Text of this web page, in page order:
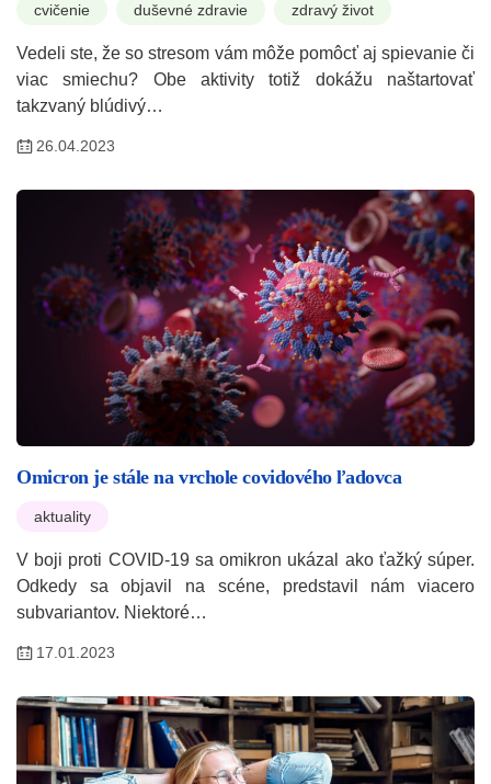
cvičenie duševné zdravie zdravý život
Vedeli ste, že so stresom vám môže pomôcť aj spievanie či
viac smiechu? Obe aktivity totiž dokážu naštartovať
takzvaný blúdivý…
26.04.2023
Omicron je stále na vrchole covidového ľadovca
aktuality
V boji proti COVID-19 sa omikron ukázal ako ťažký súper.
Odkedy sa objavil na scéne, predstavil nám viacero
subvariantov. Niektoré…
17.01.2023